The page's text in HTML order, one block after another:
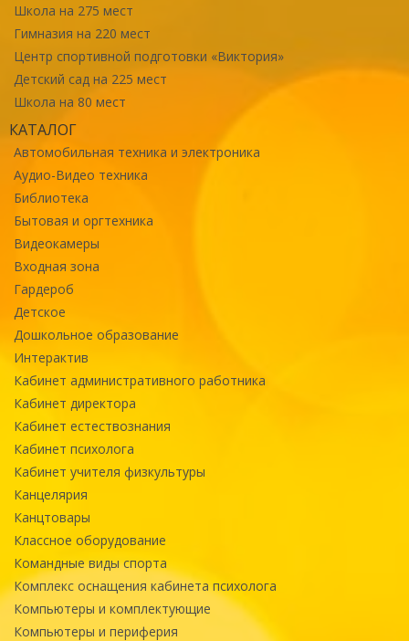
Школа на 275 мест
Гимназия на 220 мест
Центр спортивной подготовки «Виктория»
Детский сад на 225 мест
Школа на 80 мест
КАТАЛОГ
Автомобильная техника и электроника
Аудио-Видео техника
Библиотека
Бытовая и оргтехника
Видеокамеры
Входная зона
Гардероб
Детское
Дошкольное образование
Интерактив
Кабинет административного работника
Кабинет директора
Кабинет естествознания
Кабинет психолога
Кабинет учителя физкультуры
Канцелярия
Канцтовары
Классное оборудование
Командные виды спорта
Комплекс оснащения кабинета психолога
Компьютеры и комплектующие
Компьютеры и периферия